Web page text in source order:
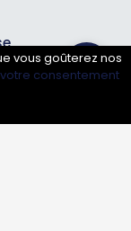
vous goûterez nos
consentement